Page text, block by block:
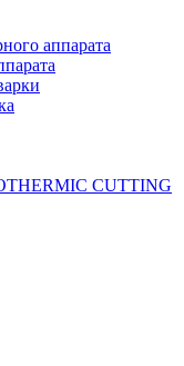
аппарата
CUTTING